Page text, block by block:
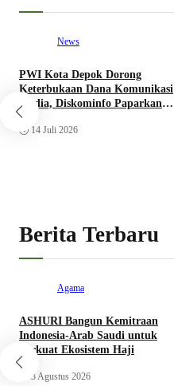
News
PWI Kota Depok Dorong
Keterbukaan Dana Komunikasi
Media, Diskominfo Paparkan
Realisasi Anggaran
14 Juli 2026
Berita Terbaru
Agama
ASHURI Bangun Kemitraan
Indonesia-Arab Saudi untuk
Perkuat Ekosistem Haji
3 Agustus 2026